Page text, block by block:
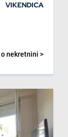
VIKENDICA
nekretnini >